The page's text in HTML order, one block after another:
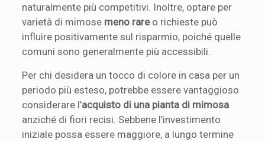
naturalmente più competitivi. Inoltre, optare per
varietà di mimose meno rareo richieste può
influire positivamente sul risparmio, poiché quelle
comuni sono generalmente più accessibili.
Per chi desidera un tocco di colore in casa per un
periodo più esteso, potrebbe essere vantaggioso
considerare l’acquisto di una pianta di mimosa
anziché di fiori recisi. Sebbene l’investimento
iniziale possa essere maggiore, a lungo termine